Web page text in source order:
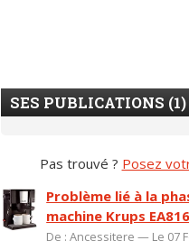
SES PUBLICATIONS (1)
Pas trouvé ? Posez
Problème lié à la
machine Krups
De : Ancessitere — Le 07